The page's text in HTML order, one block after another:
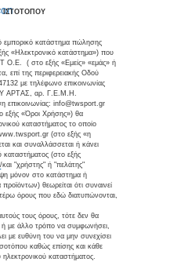
ΙΣΤΟΤΟΠΟΥ
εμπορικό κατάστημα πώλησης
«Ηλεκτρονικό κατάστημα») που
Ο.Ε. ( στο εξής «Εμείς» «εμάς» ή
επί της περιφερειακής Οδού
με τηλέφωνο επικοινωνίας
ΑΡΤΑΣ, αρ. Γ.Ε.Μ.Η.
επικοινωνίας: info@twsport.gr
εξής «Όροι Χρήσης») θα
καταστήματος το οποίο
(στο εξής «η
και συναλλάσσεται ή κάνει
(στο εξής
"χρήστης" ή "πελάτης"
μόνον στο κατάστημα ή
θεωρείται ότι συναινεί
όρους που εδώ διατυπώνονται,
τους όρους, τότε δεν θα
ή με άλλο τρόπο να συμφωνήσει,
με ευθύνη του να μην συνεχίσει
καθώς επίσης και κάθε
καταστήματος.